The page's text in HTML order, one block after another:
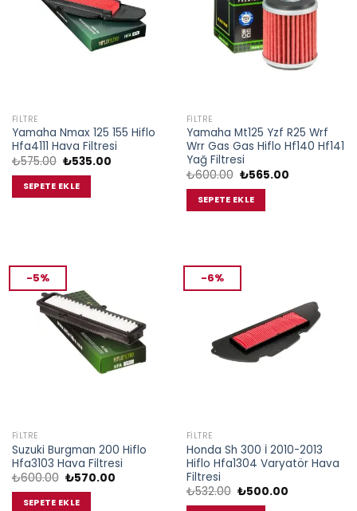
FILTRE
Yamaha Nmax 125 155 Hiflo
Hfa4111 Hava Filtresi
₺575.00 Orijinal
₺575.00.
₺535.00Şu
SEPETE EKLE
FILTRE
Yamaha Mt125 Yzf R25 Wrf
Wrr Gas Gas Hiflo Hf140 Hf141
Yağ Filtresi
₺600.00 Orijinal
₺600.00.
₺565.00Şu
SEPETE EKLE
-5%
FILTRE
Suzuki Burgman 200 Hiflo
Hfa3103 Hava Filtresi
₺600.00 Orijinal
₺600.00.
₺570.00Şu
SEPETE EKLE
-6%
FILTRE
Honda Sh 300 İ 2010-2013
Hiflo Hfa1304 Varyatör Hava
Filtresi
₺532.00 Orijinal
₺500.00Şu